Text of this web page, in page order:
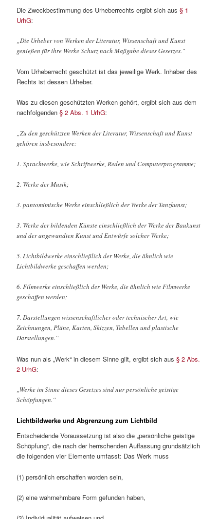
Die Zweckbestimmung des Urheberrechts ergibt sich aus§ 1
UrhG:
„Die Urheber von Werken der Literatur, Wissenschaft und Kunst
genießen für ihre Werke Schutz nach Maßgabe dieses Gesetzes.“
Vom Urheberrecht geschützt ist das jeweilige Werk. Inhaber des
Rechts ist dessen Urheber.
Was zu diesen geschützten Werken gehört, ergibt sich aus dem
nachfolgenden§ 2 Abs. 1 UrhG:
„Zu den geschützten Werken der Literatur, Wissenschaft und Kunst
gehören insbesondere:
1. Sprachwerke, wie Schriftwerke, Reden und Computerprogramme;
2. Werke der Musik;
3. pantomimische Werke einschließlich der Werke der Tanzkunst;
3. Werke der bildenden Künste einschließlich der Werke der Baukunst
und der angewandten Kunst und Entwürfe solcher Werke;
5. Lichtbildwerke einschließlich der Werke, die ähnlich wie
Lichtbildwerke geschaffen werden;
6. Filmwerke einschließlich der Werke, die ähnlich wie Filmwerke
geschaffen werden;
7. Darstellungen wissenschaftlicher oder technischer Art, wie
Zeichnungen, Pläne, Karten, Skizzen, Tabellen und plastische
Darstellungen.“
Was nun als „Werk“ in diesem Sinne gilt, ergibt sich aus§ 2 Abs.
2 UrhG:
„Werke im Sinne dieses Gesetzes sind nur persönliche geistige
Schöpfungen.“
Lichtbildwerke und Abgrenzung zum Lichtbild
Entscheidende Voraussetzung ist also die „persönliche geistige
Schöpfung“, die nach der herrschenden Auffassung grundsätzlich
die folgenden vier Elemente umfasst: Das Werk muss
(1) persönlich erschaffen worden sein,
(2) eine wahrnehmbare Form gefunden haben,